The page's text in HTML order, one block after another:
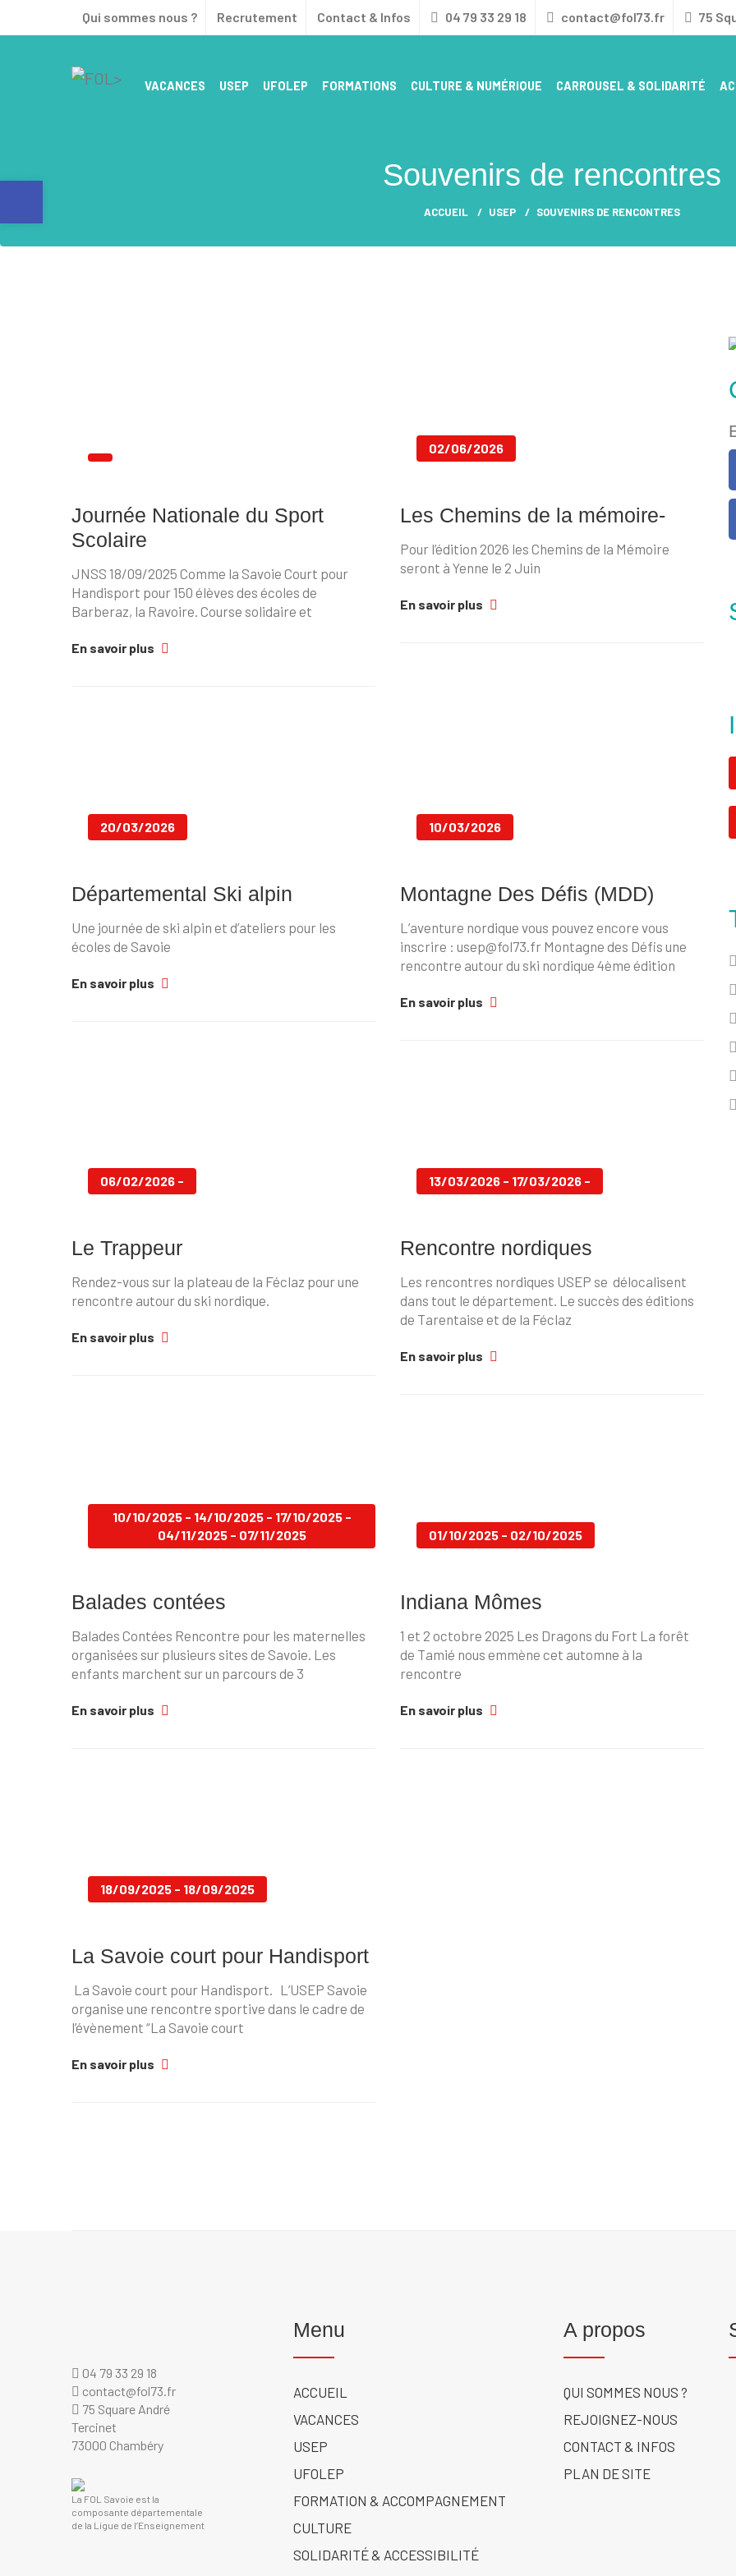
Qui sommes nous ? Recrutement Contact & Infos 04 79 33 29 18 contact@fol73.fr 75
VACANCES USEP UFOLEP FORMATIONS CULTURE & NUMÉRIQUE CARROUSEL & SOLIDARITÉ
Souvenirs de rencontres
ACCUEIL USEP SOUVENIRS DE RENCONTRES
Journée Nationale du Sport
Scolaire
JNSS 18/09/2025 Comme la Savoie Court pour
Handisport pour 150 élèves des écoles de
Barberaz, la Ravoire. Course solidaire et
En savoir plus
02/06/2026
Les Chemins de la mémoire-
Pour l’édition 2026 les Chemins de la Mémoire
seront à Yenne le 2 Juin
En savoir plus
20/03/2026
Départemental Ski alpin
Une journée de ski alpin et d’ateliers pour les
écoles de Savoie
En savoir plus
10/03/2026
Montagne Des Défis (MDD)
L’aventure nordique vous pouvez encore vous
inscrire : usep@fol73.fr Montagne des Défis une
rencontre autour du ski nordique 4ème édition
En savoir plus
06/02/2026 -
Le Trappeur
Rendez-vous sur la plateau de la Féclaz pour une
rencontre autour du ski nordique.
En savoir plus
13/03/2026 - 17/03/2026 -
Rencontre nordiques
Les rencontres nordiques USEP se délocalisent
dans tout le département. Le succès des éditions
de Tarentaise et de la Féclaz
En savoir plus
10/10/2025 - 14/10/2025 - 17/10/2025 -
04/11/2025 - 07/11/2025
Balades contées
Balades Contées Rencontre pour les maternelles
organisées sur plusieurs sites de Savoie. Les
enfants marchent sur un parcours de 3
En savoir plus
01/10/2025 - 02/10/2025
Indiana Mômes
1 et 2 octobre 2025 Les Dragons du Fort La forêt
de Tamié nous emmène cet automne à la
rencontre
En savoir plus
18/09/2025 - 18/09/2025
La Savoie court pour Handisport
La Savoie court pour Handisport. L’USEP Savoie
organise une rencontre sportive dans le cadre de
l’évènement “La Savoie court
En savoir plus
04 79 33 29 18
contact@fol73.fr
75 Square André
Tercinet
73000 Chambéry
La FOL Savoie est la
composante départementale
de la Ligue de l’Enseignement
Menu
ACCUEIL
VACANCES
USEP
UFOLEP
FORMATION & ACCOMPAGNEMENT
CULTURE
SOLIDARITÉ & ACCESSIBILITÉ
A propos
QUI SOMMES NOUS ?
REJOIGNEZ-NOUS
CONTACT & INFOS
PLAN DE SITE
Ouvrir la barre d’outils